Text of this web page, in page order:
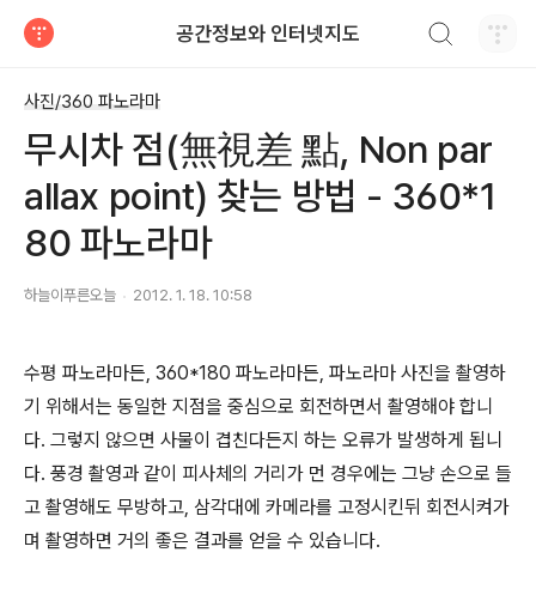
공간정보와 인터넷지도
사진/360 파노라마
무시차 점(無視差 點, Non par
allax point) 찾는 방법 - 360*1
80 파노라마
하늘이푸른오늘 2012. 1. 18. 10:58
수평 파노라마든, 360*180 파노라마든, 파노라마 사진을 촬영하
기 위해서는 동일한 지점을 중심으로 회전하면서 촬영해야 합니
다. 그렇지 않으면 사물이 겹친다든지 하는 오류가 발생하게 됩니
다. 풍경 촬영과 같이 피사체의 거리가 먼 경우에는 그냥 손으로 들
고 촬영해도 무방하고, 삼각대에 카메라를 고정시킨뒤 회전시켜가
며 촬영하면 거의 좋은 결과를 얻을 수 있습니다.